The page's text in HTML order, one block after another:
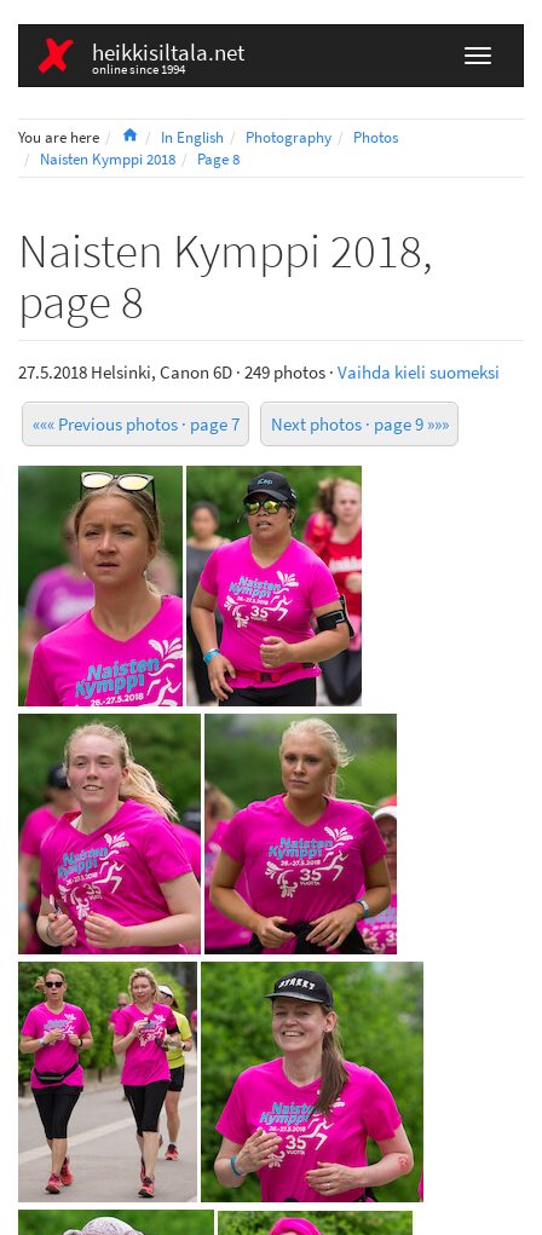
heikkisiltala.net
online since 1994
You are here HomeIn English Photography
Photos
Naisten Kymppi 2018
Page 8
Naisten Kymppi 2018,
page 8
27.5.2018 Helsinki, Canon 6D · 249 photos · Vaihda kieli suomeksi
««« Previous photos · page 7 Next photos · page 9 »»»